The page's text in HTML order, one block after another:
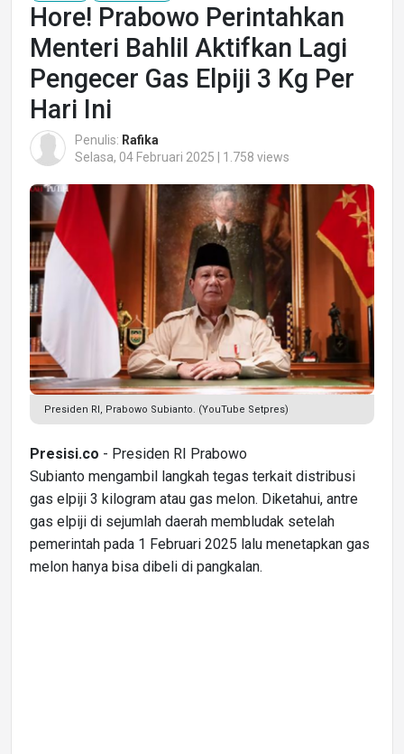
Hore! Prabowo Perintahkan
Menteri Bahlil Aktifkan Lagi
Pengecer Gas Elpiji 3 Kg Per
Hari Ini
Penulis: Rafika
Selasa, 04 Februari 2025 | 1.758 views
Presiden RI, Prabowo Subianto. (YouTube Setpres)
Presisi.co - Presiden RI Prabowo
Subianto mengambil langkah tegas terkait distribusi
gas elpiji 3 kilogram atau gas melon. Diketahui, antre
gas elpiji di sejumlah daerah membludak setelah
pemerintah pada 1 Februari 2025 lalu menetapkan gas
melon hanya bisa dibeli di pangkalan.